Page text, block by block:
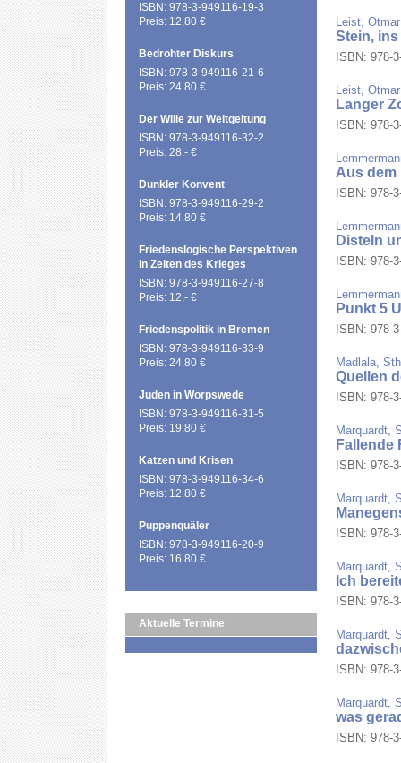
ISBN: 978-3-949116-19-3
Preis: 12,80 €
Bedrohter Diskurs
ISBN: 978-3-949116-21-6
Preis: 24.80 €
Der Wille zur Weltgeltung
ISBN: 978-3-949116-32-2
Preis: 28.- €
Dunkler Konvent
ISBN: 978-3-949116-29-2
Preis: 14.80 €
Friedenslogische Perspektiven
in Zeiten des Krieges
ISBN: 978-3-949116-27-8
Preis: 12,- €
Friedenspolitik in Bremen
ISBN: 978-3-949116-33-9
Preis: 24.80 €
Juden in Worpswede
ISBN: 978-3-949116-31-5
Preis: 19.80 €
Katzen und Krisen
ISBN: 978-3-949116-34-6
Preis: 12.80 €
Puppenquäler
ISBN: 978-3-949116-20-9
Preis: 16.80 €
Aktuelle Termine
Leist, Otmar
Stein,
ISBN: 978-
Leist, Otmar
Langer
ISBN: 978-
Aus dem
ISBN: 978-
Disteln
ISBN: 978-
Punkt 5
ISBN: 978-
Madlala,
Quellen
ISBN: 978-
Marquardt,
Fallende
ISBN: 978-
Marquardt,
ISBN: 978-
Marquardt,
Ich
ISBN: 978-
Marquardt,
ISBN: 978-
Marquardt,
was
ISBN: 978-